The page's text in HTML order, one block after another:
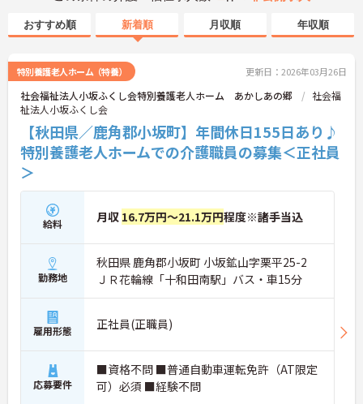
おすすめ順 新着順 月収順 年収順
特別養護老人ホーム（特養） 更新日：2026年03月26日
社会福祉法人小坂ふくし会特別養護老人ホーム あかしあの郷
社会福
祉法人小坂ふくし会
【秋田県／鹿角郡小坂町】年間休日155日あり♪
特別養護老人ホームでの介護職員の募集＜正社員
＞
給料 月収 16.7万円～21.1万円程度※諸手当込
勤務地
秋田県 鹿角郡小坂町 小坂鉱山字栗平25-2
ＪＲ花輪線「十和田南駅」バス・車15分
雇用形態 正社員(正職員)
応募要件
■資格不問 ■普通自動車運転免許（AT限定
可）必須 ■経験不問